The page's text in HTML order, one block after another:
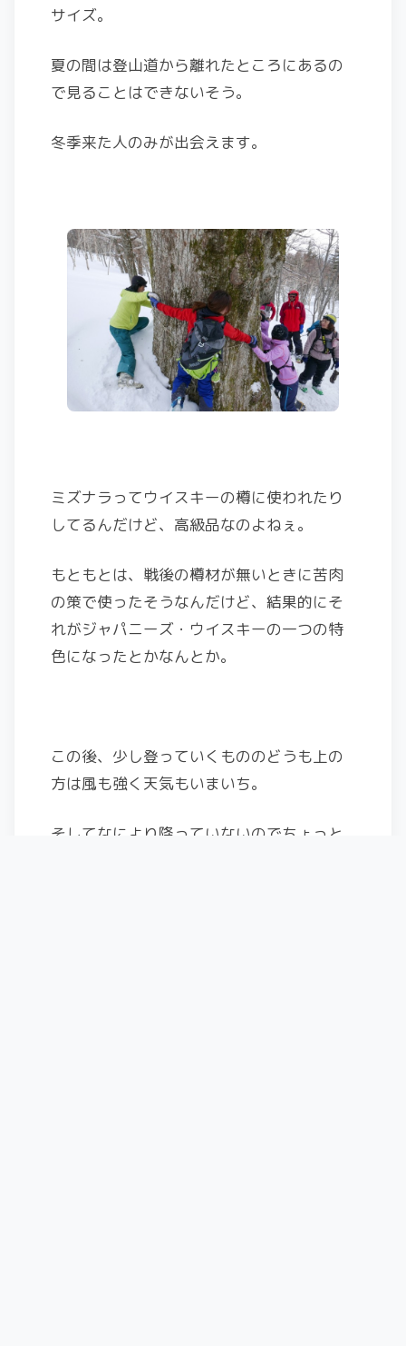
サイズ。
夏の間は登山道から離れたところにあるの
で見ることはできないそう。
冬季来た人のみが出会えます。
ミズナラってウイスキーの樽に使われたり
してるんだけど、高級品なのよねぇ。
もともとは、戦後の樽材が無いときに苦肉
の策で使ったそうなんだけど、結果的にそ
れがジャパニーズ・ウイスキーの一つの特
色になったとかなんとか。
この後、少し登っていくもののどうも上の
方は風も強く天気もいまいち。
そしてなにより降っていないのでちょっと